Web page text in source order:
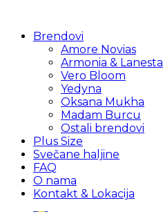
Brendovi
Amore Novias
Armonia & Lanesta
Vero Bloom
Yedyna
Oksana Mukha
Madam Burcu
Ostali brendovi
Plus Size
Svečane haljine
FAQ
O nama
Kontakt & Lokacija